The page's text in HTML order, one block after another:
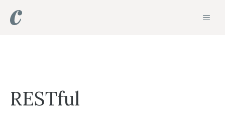
RESTful